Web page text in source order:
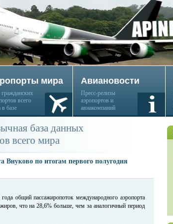
мира
всего
базе
Авиановости
Пресс-релизы
аэропортов и
авиакомпаний
база данных
всего мира
Внуково по итогам первого полугодия
общий пассажиропоток международного аэропорта
что на 28,6% больше, чем за аналогичный период